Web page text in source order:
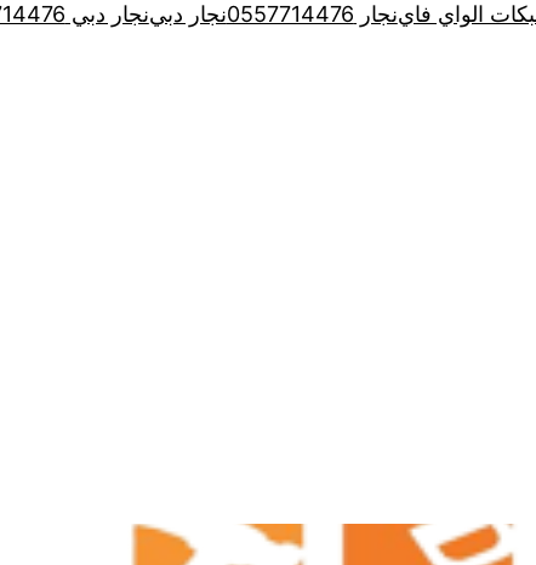
الواي فاينجار 0557714476 نجار دبينجار دبي 0557714476